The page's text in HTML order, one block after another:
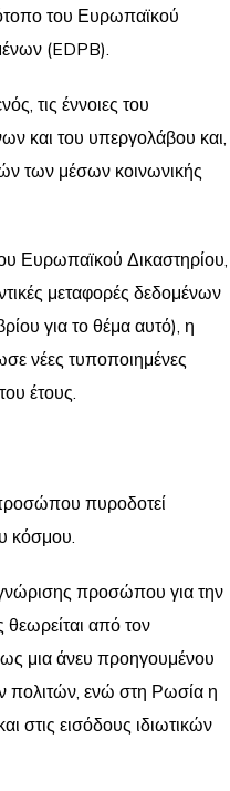
του Ευρωπαϊκού
(EDPB).
τις έννοιες του
και του υπεργολάβου και,
των μέσων κοινωνικής
Ευρωπαϊκού Δικαστηρίου,
μεταφορές δεδομένων
για το θέμα αυτό), η
νέες τυποποιημένες
έτους.
πυροδοτεί
κόσμου.
προσώπου για την
από τον
μια άνευ προηγουμένου
πολιτών, ενώ στη Ρωσία η
στις εισόδους ιδιωτικών